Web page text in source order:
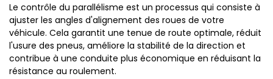
Le contrôle du parallélisme est un processus qui consiste à
ajuster les angles d'alignement des roues de votre
véhicule. Cela garantit une tenue de route optimale, réduit
l'usure des pneus, améliore la stabilité de la direction et
contribue à une conduite plus économique en réduisant la
résistance au roulement.